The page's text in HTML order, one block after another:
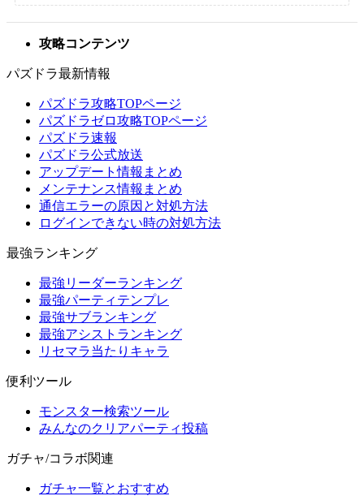
攻略コンテンツ
パズドラ最新情報
パズドラ攻略TOPページ
パズドラゼロ攻略TOPページ
パズドラ速報
パズドラ公式放送
アップデート情報まとめ
メンテナンス情報まとめ
通信エラーの原因と対処方法
ログインできない時の対処方法
最強ランキング
最強リーダーランキング
最強パーティテンプレ
最強サブランキング
最強アシストランキング
リセマラ当たりキャラ
便利ツール
モンスター検索ツール
みんなのクリアパーティ投稿
ガチャ/コラボ関連
ガチャ一覧とおすすめ